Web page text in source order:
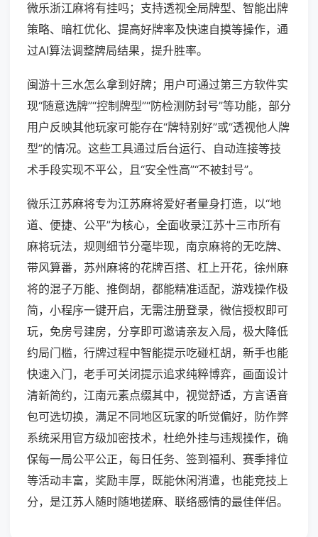
微乐浙江麻将有挂吗；支持透视全局牌型、智能出牌
策略、暗杠优化、提高好牌率及快速自摸等操作，通
过AI算法调整牌局结果，提升胜率。
闽游十三水怎么拿到好牌；用户可通过第三方软件实
现“随意选牌”“控制牌型”“防检测防封号”等功能，部分
用户反映其他玩家可能存在“牌特别好”或“透视他人牌
型”的情况。这些工具通过后台运行、自动连接等技
术手段实现不平公，且“安全性高”“不被封号”。
微乐江苏麻将专为江苏麻将爱好者量身打造，以“地
道、便捷、公平”为核心，全面收录江苏十三市所有
麻将玩法，规则细节分毫毕现，南京麻将的无吃牌、
带风算番，苏州麻将的花牌百搭、杠上开花，徐州麻
将的混子万能、推倒胡，都能精准适配，游戏操作极
简，小程序一键开启，无需注册登录，微信授权即可
玩，免房号建房，分享即可邀请亲友入局，极大降低
约局门槛，行牌过程中智能提示吃碰杠胡，新手也能
快速入门，老手可关闭提示追求纯粹博弈，画面设计
清新简约，江南元素点缀其中，视觉舒适，方言语音
包可选切换，满足不同地区玩家的听觉偏好，防作弊
系统采用官方级加密技术，杜绝外挂与违规操作，确
保每一局公平公正，每日任务、签到福利、赛季排位
等活动丰富，奖励丰厚，既能休闲消遣，也能竞技上
分，是江苏人随时随地搓麻、联络感情的最佳伴侣。